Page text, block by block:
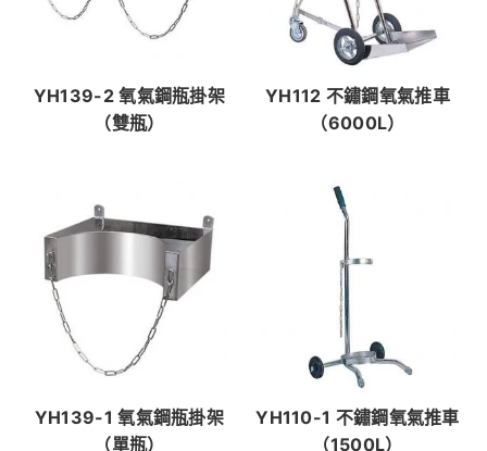
YH139-2 氧氣鋼瓶掛架
（雙瓶）
YH112 不鏽鋼氧氣推車
（6000L）
YH139-1 氧氣鋼瓶掛架
（單瓶）
YH110-1 不鏽鋼氧氣推車
（1500L）